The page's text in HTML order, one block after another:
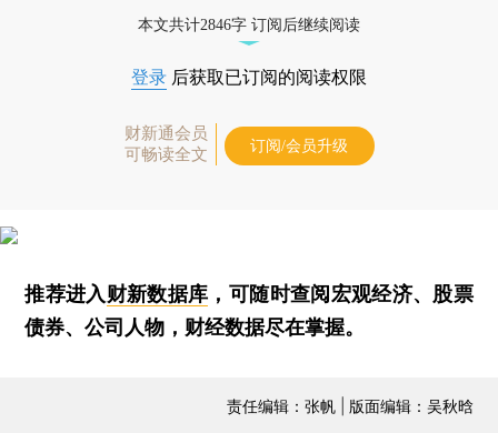
本文共计2846字 订阅后继续阅读
登录 后获取已订阅的阅读权限
财新通会员
可畅读全文
订阅/会员升级
推荐进入财新数据库 ，可随时查阅宏观经济、股票
债券、公司人物，财经数据尽在掌握。
责任编辑：张帆 | 版面编辑：吴秋晗